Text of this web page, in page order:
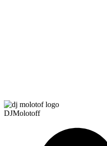
DJMolotoff